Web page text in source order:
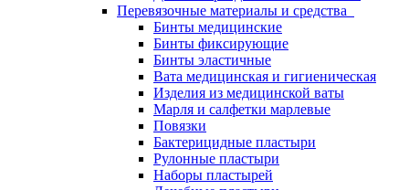
Перевязочные материалы и средства
Бинты медицинские
Бинты фиксирующие
Бинты эластичные
Вата медицинская и гигиеническая
Изделия из медицинской ваты
Марля и салфетки марлевые
Повязки
Бактерицидные пластыри
Рулонные пластыри
Наборы пластырей